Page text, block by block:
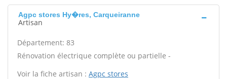
Agpc stores Hy�res, Carqueiranne
Artisan
Département: 83
Rénovation électrique complète ou partielle -
Voir la fiche artisan : Agpc stores